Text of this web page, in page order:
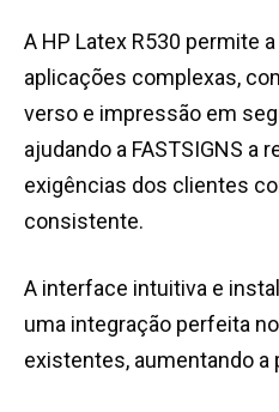
A HP Latex R530 permite
aplicações complexas,
verso e impressão em
ajudando a FASTSIGNS a
exigências dos clientes
consistente.
A interface intuitiva e
uma integração perfeita
existentes, aumentando a